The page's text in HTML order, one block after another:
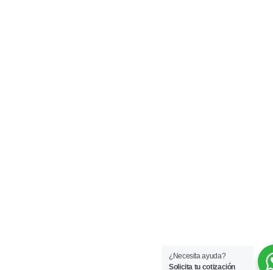
¿Necesita ayuda?
Solicita tu cotización